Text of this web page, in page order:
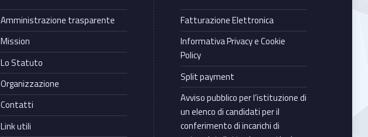
Amministrazione trasparente
Mission
Lo Statuto
Organizzazione
Contatti
Link utili
Fatturazione Elettronica
Informativa Privacy e Cookie
Policy
Split payment
Avviso pubblico per l’istituzione di
un elenco di candidati per il
conferimento di incarichi di